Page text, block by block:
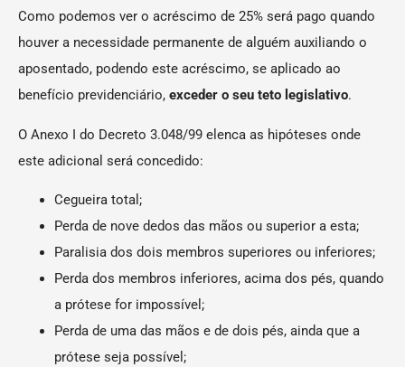
Como podemos ver o acréscimo de 25% será pago quando
houver a necessidade permanente de alguém auxiliando o
aposentado, podendo este acréscimo, se aplicado ao
benefício previdenciário, exceder o seu teto legislativo.
O Anexo I do Decreto 3.048/99 elenca as hipóteses onde
este adicional será concedido:
Cegueira total;
Perda de nove dedos das mãos ou superior a esta;
Paralisia dos dois membros superiores ou inferiores;
Perda dos membros inferiores, acima dos pés, quando
a prótese for impossível;
Perda de uma das mãos e de dois pés, ainda que a
prótese seja possível;